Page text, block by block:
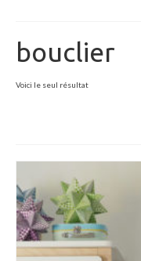
bouclier
Voici le seul résultat